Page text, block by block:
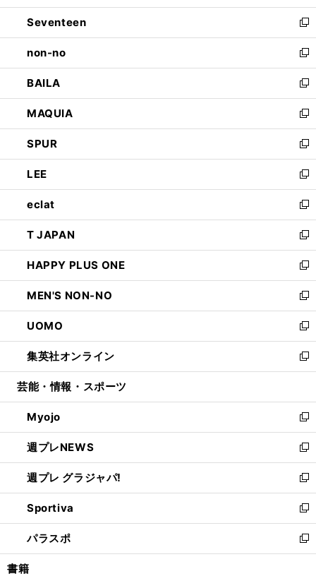
開
く
ウ
で
開
く
ン
ド
ウ
で
開
く
Seventeen
新
し
い
ウ
ィ
ン
ド
ウ
で
開
く
non-no
新
し
い
ウ
ィ
ン
ド
ウ
で
開
く
BAILA
新
し
い
ウ
ィ
ン
ド
ウ
で
開
く
MAQUIA
新
し
い
ウ
ィ
ン
ド
ウ
で
開
く
SPUR
新
し
い
ウ
ィ
ン
ド
ウ
で
開
く
LEE
新
し
い
ウ
ィ
ン
ド
ウ
で
開
く
eclat
新
し
い
ウ
ィ
ン
ド
ウ
で
開
く
T JAPAN
新
し
い
ウ
ィ
ン
ド
ウ
で
開
HAPPY PLUS ONE
新
し
い
ウ
ィ
ン
ド
ウ
開
く
MEN'S NON-NO
新
し
い
ウ
ィ
ン
ウ
で
開
く
UOMO
新
し
い
ウ
ン
ド
ウ
で
開
く
集英社オンライン
新
し
ウ
ィ
ン
ド
ウ
で
開
く
芸能・情報・スポーツ
Myojo
新
し
い
ウ
ィ
ン
ド
ウ
で
開
週プレNEWS
新
し
い
ウ
ィ
ン
ド
ウ
週プレ グラジャパ!
新
し
い
ウ
ィ
ン
Sportiva
新
し
い
ウ
パラスポ
新
し
書籍